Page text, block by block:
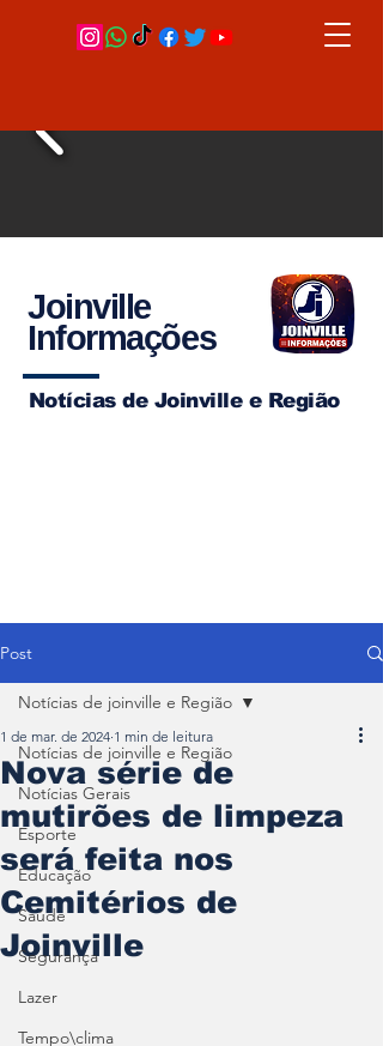
Joinville
Informações
Notícias de Joinville e Região
Post
Notícias de joinville e Região
Notícias Gerais
Esporte
Educação
Saúde
Segurança
Lazer
Tempo\clima
Notícias de joinville e Região
Nova série de
mutirões de limpeza
será feita nos
Cemitérios de
Joinville
1 de mar. de 2024 1 min de leitura